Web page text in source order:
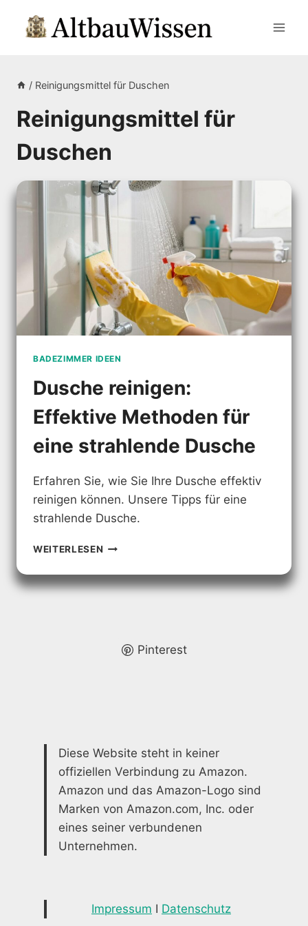
Inhalt
/ Reinigungsmittel für Duschen
Reinigungsmittel für
Duschen
BADEZIMMER IDEEN
Dusche reinigen:
Effektive Methoden für
eine strahlende Dusche
Erfahren Sie, wie Sie Ihre Dusche effektiv
reinigen können. Unsere Tipps für eine
strahlende Dusche.
WEITERLESEN DUSCHE
EFFEKTIVE
METHODEN
DUSCHEPinterest
Diese Website steht in keiner
offiziellen Verbindung zu Amazon.
Amazon und das Amazon-Logo sind
Marken von Amazon.com, Inc. oder
eines seiner verbundenen
Unternehmen.
Impressum I Datenschutz